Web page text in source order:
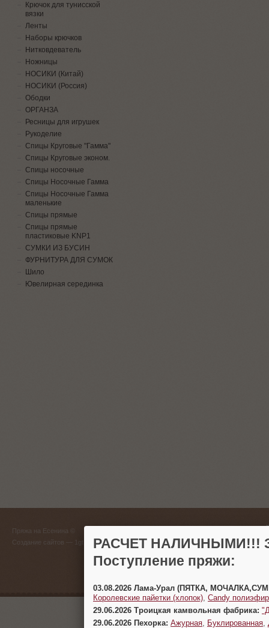
Крючок для тунисской
вязки
Ленты
Наборы крючков
Нитковдеватель
Ножницы
НОСИКИ (Китай)
НОСИКИ (Россия)
Ободки
ОРГАНЗА
Ресницы для игрушек
Рукоделие
Спицы Круговые "Гамма"
Спицы Круговые эконом.
Спицы носочные
Спицы Носочные Гамма
Спицы Носочные Гамма
маленькие
Спицы прямые
Спицы прямые
пластиковые KNP1
СУМКИ ИЗ БУСИН
ФУРНИТУРА ДЛЯ СУМОК
Шило
Ювелирная серединка
Пряжа на Есенина ©
Создание сайтов
(383)
г.
РАСЧЕТ НАЛИЧНЫМИ!!!
Поступление пряжи:
03.08.2026 Лама-Урал (ПЯТКА,
Королевские пайетки (хлопок) Candy
29.06.2026 Троицкая камвольная фабрика:
29.06.2026 Пехорка: Ажурная Буклированная